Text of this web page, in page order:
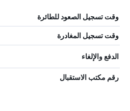
وقت تسجيل الصعود للطائرة
وقت تسجيل المغادرة
الدفع والإلغاء
رقم مكتب الاستقبال